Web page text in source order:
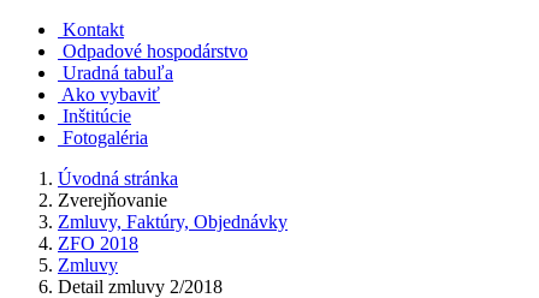
Kontakt
Odpadové hospodárstvo
Uradná tabuľa
Ako vybaviť
Inštitúcie
Fotogaléria
Úvodná stránka
Zverejňovanie
Zmluvy, Faktúry, Objednávky
ZFO 2018
Zmluvy
Detail zmluvy 2/2018